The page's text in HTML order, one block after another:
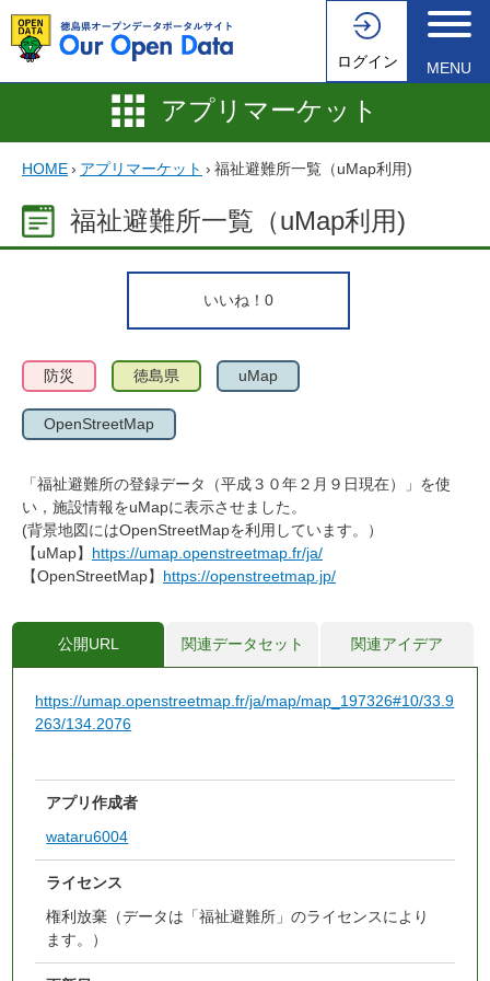
ログイン MENU
アプリマーケット
HOME› アプリマーケット › 福祉避難所一覧（uMap利用)
福祉避難所一覧（uMap利用)
いいね！ 0
防災 徳島県 uMap
OpenStreetMap
「福祉避難所の登録データ（平成３０年２月９日現在）」を使
い，施設情報をuMapに表示させました。
(背景地図にはOpenStreetMapを利用しています。）
【uMap】 https://umap.openstreetmap.fr/ja/
【OpenStreetMap】 https://openstreetmap.jp/
公開URL 関連データセット 関連アイデア
https://umap.openstreetmap.fr/ja/map/map_197326#10/33.9
263/134.2076
アプリ作成者
wataru6004
ライセンス
権利放棄（データは「福祉避難所」のライセンスにより
ます。）